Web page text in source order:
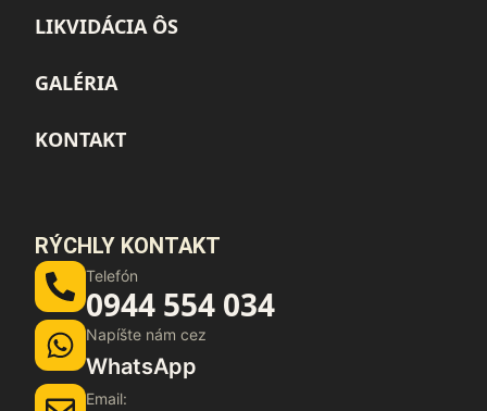
LIKVIDÁCIA ÔS
GALÉRIA
KONTAKT
RÝCHLY KONTAKT
Telefón
0944 554 034
Napíšte nám cez
WhatsApp
Email: